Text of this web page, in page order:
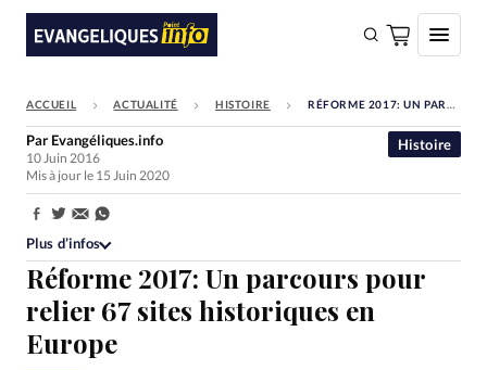
FAIRE UN DON
Faire un don
Société
Monde
Bible
Toute l'actualité
ACCUEIL ACTUALITÉ HISTOIRE RÉFORME 2017: UN PARCOURS POUR RELIER 67 SITES HISTORIQUES EN EUROPE
Réforme 2017: Un parcours pour
relier 67 sites historiques en
Europe
Histoire
Par Evangéliques.info
10 Juin 2016
Mis à jour le 15 Juin 2020
Partager:
Plus d’infos